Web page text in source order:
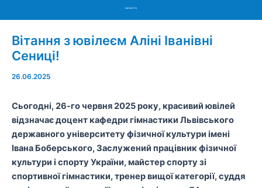
Menu
Вітання з ювілеєм Аліні Іванівні
Сениці!
26.06.2025
Сьогодні, 26-го червня 2025 року,красивий ювілей
відзначає доцент кафедри гімнастики Львівського
державного університету фізичної культури імені
Івана Боберського, Заслужений працівник фізичної
культури і спорту України, майстер спорту зі
спортивноїгімнастики,тренер вищої категорії, суддя